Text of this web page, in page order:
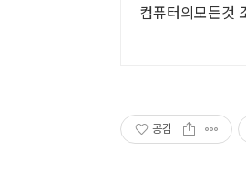
컴퓨터의모든것
공감